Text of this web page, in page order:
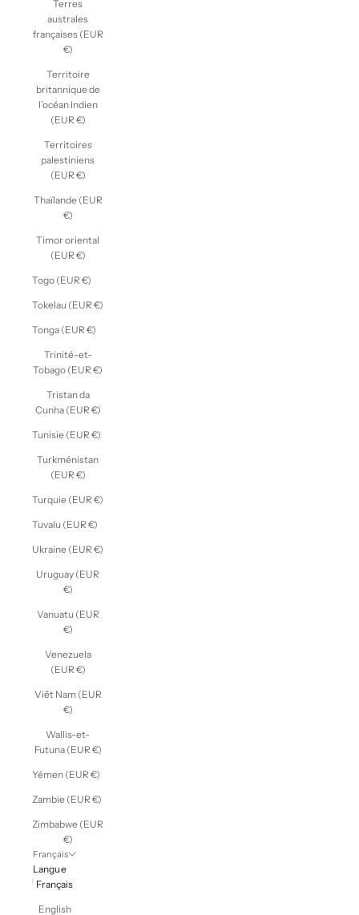
Terres
australes
françaises (EUR
€)
Territoire
britannique de
l’océan Indien
(EUR €)
Territoires
palestiniens
(EUR €)
Thaïlande (EUR
€)
Timor oriental
(EUR €)
Togo (EUR €)
Tokelau (EUR €)
Tonga (EUR €)
Trinité-et-
Tobago (EUR €)
Tristan da
Cunha (EUR €)
Tunisie (EUR €)
Turkménistan
(EUR €)
Turquie (EUR €)
Tuvalu (EUR €)
Ukraine (EUR €)
Uruguay (EUR
€)
Vanuatu (EUR
€)
Venezuela
(EUR €)
Viêt Nam (EUR
€)
Wallis-et-
Futuna (EUR €)
Yémen (EUR €)
Zambie (EUR €)
Zimbabwe (EUR
€)
Français
Langue
Français
English